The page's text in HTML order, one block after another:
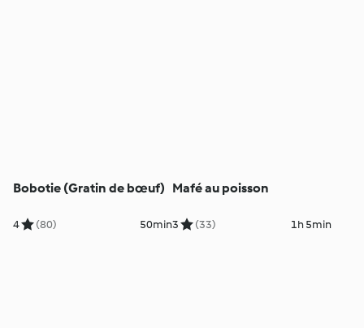
Bobotie (Gratin de bœuf)
4 (80) 50min
Mafé au poisson
3 (33) 1h 5min